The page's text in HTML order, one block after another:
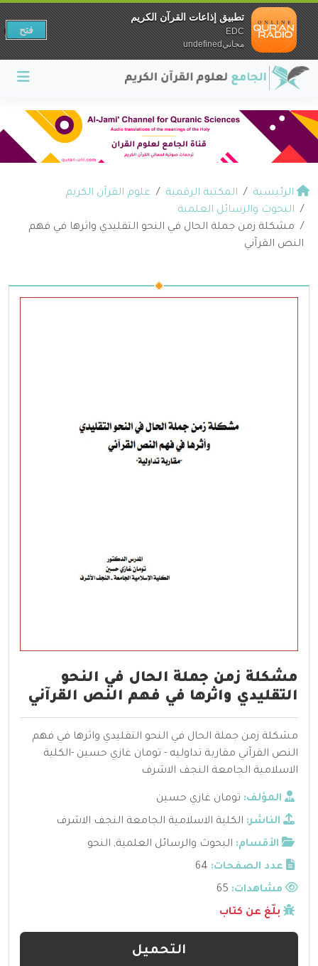
الرئيسية المكتبة الرقمية
علوم القرآن الكريم
البحوث والرسائل العلمية
مشكلة زمن جملة الحال في النحو التقليدي واثرها في فهم
النص القرآني
مشكلة زمن جملة الحال في النحو
التقليدي واثرها في فهم النص القرآني
مشكلة زمن جملة الحال في النحو التقليدي واثرها في فهم
النص القرآني مقاربة تداوليه - تومان غازي حسين -الكلية
الاسلامية الجامعة النجف الاشرف
المؤلف: تومان غازي حسين
الناشر: الكلية الاسلامية الجامعة النجف الاشرف
الأقسام: البحوث والرسائل العلمية, النحو
عدد الصفحات: 64
مشاهدات:
بلّغ عن كتاب
التحميل
تطبيق إذاعات القرآن الكريم
EDC
مجانيundefined
فتح